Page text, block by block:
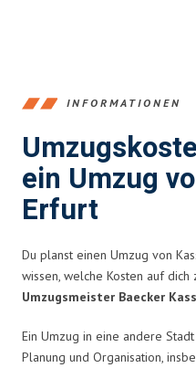
INFORMATIONEN
ein Umzug
Erfurt
Du planst einen Umzug von
wissen, welche Kosten auf
Umzugsmeister Baecker
Ein Umzug in eine andere
Planung und Organisation,